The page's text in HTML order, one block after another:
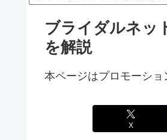
ブライダルネッ
を解説
本ページはプロモーショ
X